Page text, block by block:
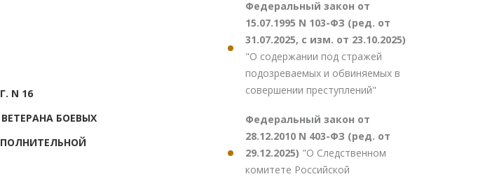
N 16
БОЕВЫХ
Федеральный закон от
15.07.1995 N 103-ФЗ (ред. от
31.07.2025, с изм. от 23.10.2025)
"О содержании под стражей
подозреваемых и обвиняемых в
совершении преступлений"
Федеральный закон от
28.12.2010 N 403-ФЗ (ред. от
29.12.2025) "О Следственном
комитете Российской